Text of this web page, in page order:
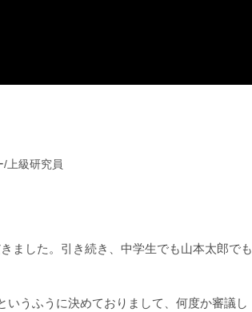
上級研究員
した。引き続き、中学生でも山本太郎でも
いうふうに決めておりまして、何度か審議し